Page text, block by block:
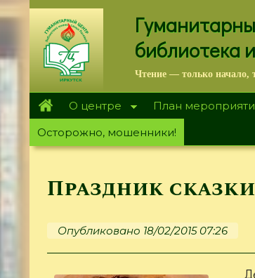
Перейти
к
основному
содержанию
библиотека
Чтение — только начало,
О центре План
Осторожно, мошенники!
Праздник сказки
Опубликовано 18/02/2015 07:26